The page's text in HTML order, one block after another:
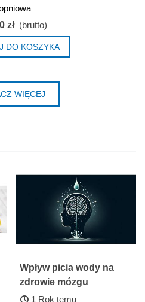
zł (brutto)
DO KOSZYKA
WIĘCEJ
Wpływ picia wody na
zdrowie mózgu
1 Rok temu